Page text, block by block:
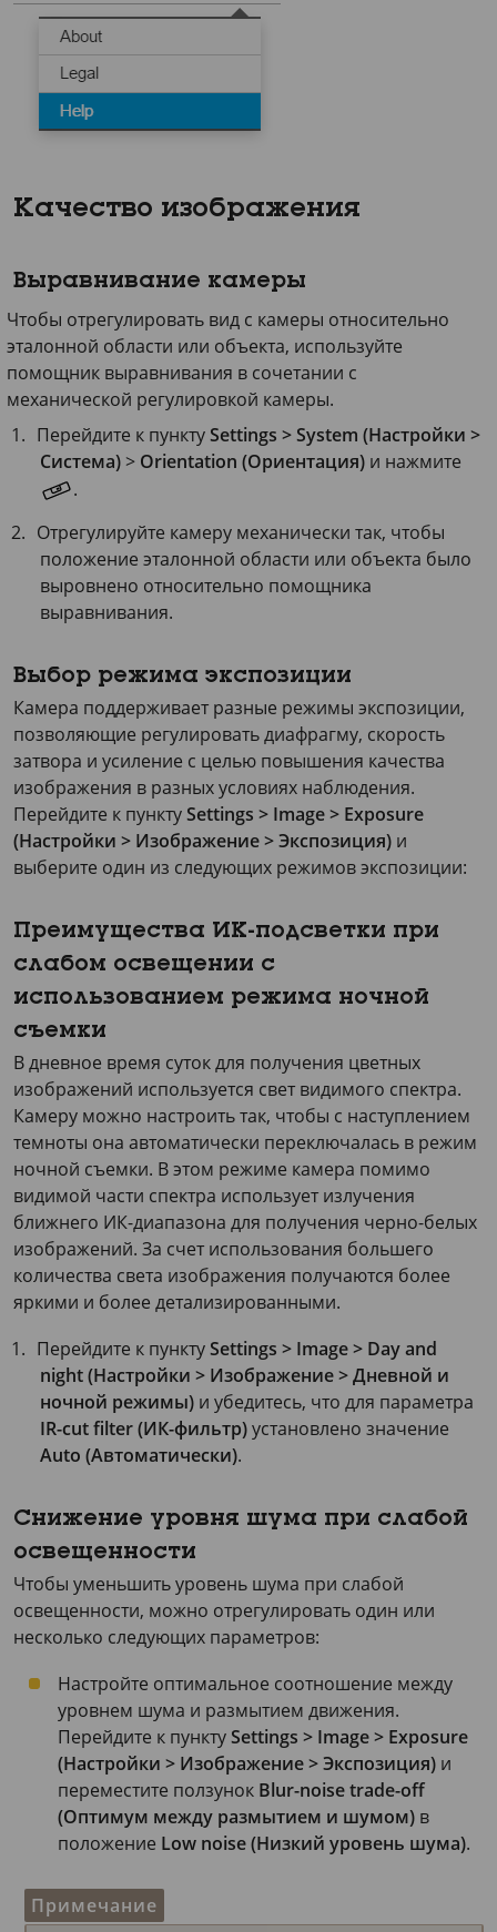
Качество изображения
Выравнивание камеры
Чтобы отрегулировать вид с камеры относительно
эталонной области или объекта, используйте
помощник выравнивания в сочетании с
механической регулировкой камеры.
Перейдите к пунктуSettings > System (Настройки >
Система)> Orientation (Ориентация) и нажмите
.
Отрегулируйте камеру механически так, чтобы
положение эталонной области или объекта было
выровнено относительно помощника
выравнивания.
Выбор режима экспозиции
Камера поддерживает разные режимы экспозиции,
позволяющие регулировать диафрагму, скорость
затвора и усиление с целью повышения качества
изображения в разных условиях наблюдения.
Перейдите к пунктуSettings > Image > Exposure
(Настройки > Изображение > Экспозиция) и
выберите один из следующих режимов экспозиции:
Преимущества ИК-подсветки при
слабом освещении с
использованием режима ночной
съемки
В дневное время суток для получения цветных
изображений используется свет видимого спектра.
Камеру можно настроить так, чтобы с наступлением
темноты она автоматически переключалась в режим
ночной съемки. В этом режиме камера помимо
видимой части спектра использует излучения
ближнего ИК-диапазона для получения черно-белых
изображений. За счет использования большего
количества света изображения получаются более
яркими и более детализированными.
Перейдите к пунктуSettings > Image > Day and
night (Настройки > Изображение > Дневной и
ночной режимы) и убедитесь, что для параметра
IR-cut filter (ИК-фильтр)установлено значение
Auto (Автоматически).
Снижение уровня шума при слабой
освещенности
Чтобы уменьшить уровень шума при слабой
освещенности, можно отрегулировать один или
несколько следующих параметров:
Настройте оптимальное соотношение между
уровнем шума и размытием движения.
Перейдите к пунктуSettings > Image > Exposure
(Настройки > Изображение > Экспозиция) и
переместите ползунок Blur-noise trade-off
(Оптимум между размытием и шумом) в
положение Low noise (Низкий уровень шума).
Примечание